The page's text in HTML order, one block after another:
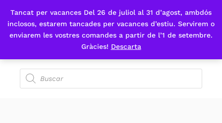
Tancat per vacances Del 26 de juliol al 31 d’agost, ambdós
inclosos, estarem tancades per vacances d’estiu. Servirem o
enviarem les vostres comandes a partir de l’1 de setembre.
Gràcies! Descarta
Fes-te'n sòcia